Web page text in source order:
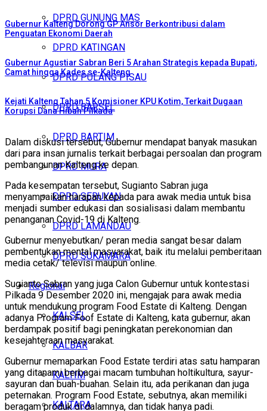
DPRD GUNUNG MAS
DPRD KATINGAN
DPRD PULANG PISAU
DPRD BARSEL
DPRD BARTIM
DPRD MURA
DPRD SERUYAN
DPRD LAMANDAU
DPRD SUKAMARA
Regional
KALSEL
KALBAR
KALTIM
KALTARA
Gubernur Kalteng Dorong GP Ansor Berkontribusi dalam
Penguatan Ekonomi Daerah
Gubernur Agustiar Sabran Beri 5 Arahan Strategis kepada Bupati,
Camat hingga Kades se-Kalteng
Kejati Kalteng Tahan 5 Komisioner KPU Kotim, Terkait Dugaan
Korupsi Dana Hibah Pilkada
Dalam diskusi tersebut, Gubernur mendapat banyak masukan
dari para insan jurnalis terkait berbagai persoalan dan program
pembangunan Kalteng ke depan.
Pada kesempatan tersebut, Sugianto Sabran juga
menyampaikan harapan kepada para awak media untuk bisa
menjadi sumber edukasi dan sosialisasi dalam membantu
penanganan Covid-19 di Kalteng.
Gubernur menyebutkan/ peran media sangat besar dalam
pembentukan mental masyarakat, baik itu melalui pemberitaan
media cetak/ televisi maupun online.
Sugianto Sabran yang juga Calon Gubernur untuk kontestasi
Pilkada 9 Desember 2020 ini, mengajak para awak media
untuk mendukung program Food Estate di Kalteng. Dengan
adanya Program Foof Estate di Kalteng, kata gubernur, akan
berdampak positif bagi peningkatan perekonomian dan
kesejahteraan masyarakat.
Gubernur memaparkan Food Estate terdiri atas satu hamparan
yang ditanami berbagai macam tumbuhan holtikultura, sayur-
sayuran dan buah-buahan. Selain itu, ada perikanan dan juga
peternakan. Program Food Estate, sebutnya, akan memiliki
beragam produk di dalamnya, dan tidak hanya padi.